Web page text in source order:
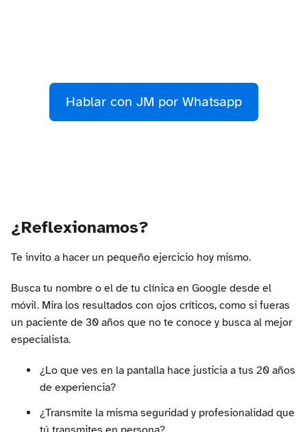
Hablar con JM por Whatsapp
¿Reflexionamos?
Te invito a hacer un pequeño ejercicio hoy mismo.
Busca tu nombre o el de tu clínica en Google desde el
móvil. Mira los resultados con ojos críticos, como si fueras
un paciente de 30 años que no te conoce y busca al mejor
especialista.
¿Lo que ves en la pantalla hace justicia a tus 20 años
de experiencia?
¿Transmite la misma seguridad y profesionalidad que